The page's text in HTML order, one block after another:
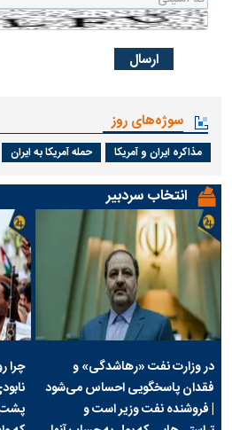
سوژه‌های روز
مذاکره ایران و آمریکا حمله آمریکا به ایران
انتخاب سردبیر
در وزارت نفت «رهاشدگی» و
فقدان پاسخگویی احساس می‌شود
| فروشنده نفت وزیر است و
چرا